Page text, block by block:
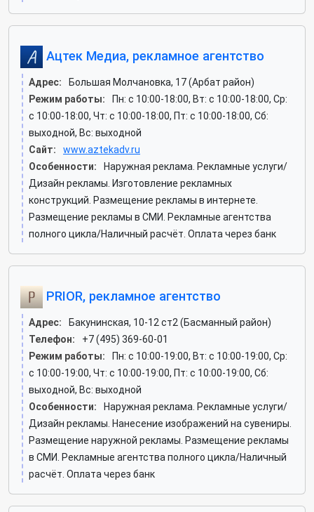
Ацтек Медиа, рекламное агентство
Адрес:
Большая Молчановка, 17 (Арбат район)
Режим работы:
Пн: c 10:00-18:00, Вт: c 10:00-18:00, Ср:
c 10:00-18:00, Чт: c 10:00-18:00, Пт: c 10:00-18:00, Сб:
выходной, Вс: выходной
Сайт:
www.aztekadv.ru
Особенности:
Наружная реклама. Рекламные услуги/
Дизайн рекламы. Изготовление рекламных
конструкций. Размещение рекламы в интернете.
Размещение рекламы в СМИ. Рекламные агентства
полного цикла/Наличный расчёт. Оплата через банк
PRIOR, рекламное агентство
Адрес:
Бакунинская, 10-12 ст2 (Басманный район)
Телефон:
+7 (495) 369-60-01
Режим работы:
Пн: c 10:00-19:00, Вт: c 10:00-19:00, Ср:
c 10:00-19:00, Чт: c 10:00-19:00, Пт: c 10:00-19:00, Сб:
выходной, Вс: выходной
Особенности:
Наружная реклама. Рекламные услуги/
Дизайн рекламы. Нанесение изображений на сувениры.
Размещение наружной рекламы. Размещение рекламы
в СМИ. Рекламные агентства полного цикла/Наличный
расчёт. Оплата через банк